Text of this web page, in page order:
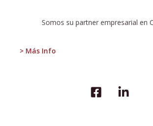
Somos su partner empresarial en
> Más Info
de